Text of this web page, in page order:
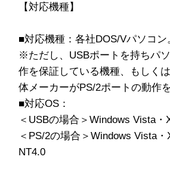
【対応機種】
■対応機種：各社DOS/Vパソコン
※ただし、USBポートを持ちパ
作を保証している機種、もしく
体メーカーがPS/2ポートの動作
■対応OS：
＜USBの場合＞Windows Vista
＜PS/2の場合＞Windows Vista
NT4.0